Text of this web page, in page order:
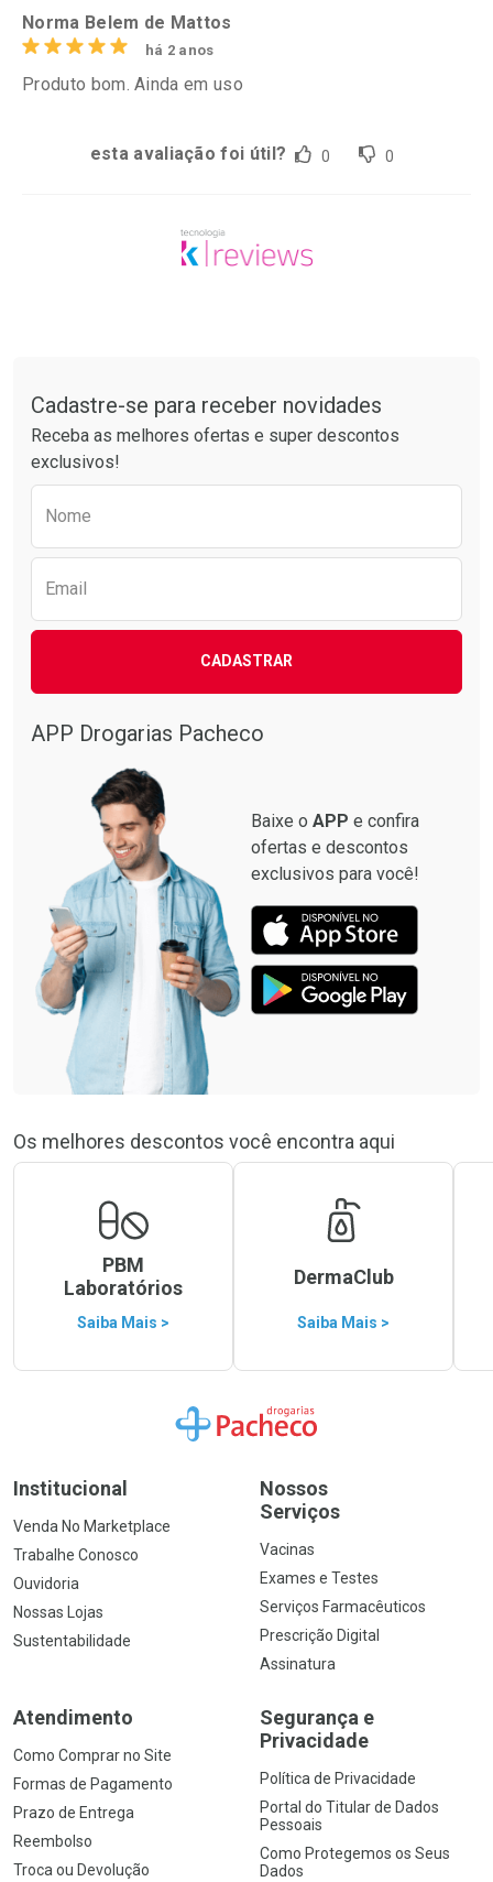
Norma Belem de Mattos
há 2 anos
Produto bom. Ainda em uso
esta avaliação foi útil? 0 0
Cadastre-se para receber novidades
Receba as melhores ofertas e super descontos
exclusivos!
Nome
Email
CADASTRAR
APP Drogarias Pacheco
Baixe o APP e confira
ofertas e descontos
exclusivos para você!
Os melhores descontos você encontra aqui
PBM
Laboratórios
Saiba Mais >
DermaClub
Saiba Mais >
Ir para a Home
Institucional
Venda No Marketplace
Trabalhe Conosco
Ouvidoria
Nossas Lojas
Sustentabilidade
Nossos
Serviços
Vacinas
Exames e Testes
Serviços Farmacêuticos
Prescrição Digital
Assinatura
Atendimento
Como Comprar no Site
Formas de Pagamento
Prazo de Entrega
Reembolso
Troca ou Devolução
Segurança e
Privacidade
Política de Privacidade
Portal do Titular de Dados
Pessoais
Como Protegemos os Seus
Dados